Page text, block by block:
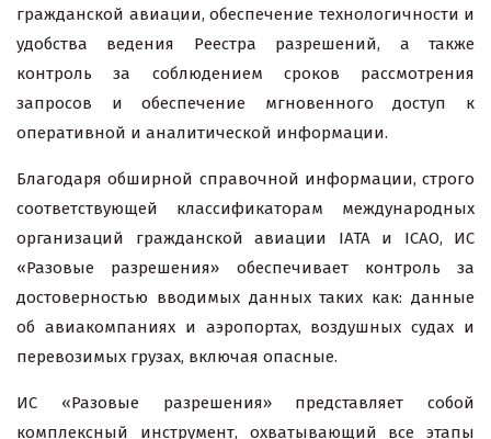
гражданской авиации, обеспечение технологичности и
удобства ведения Реестра разрешений, а также
контроль за соблюдением сроков рассмотрения
запросов и обеспечение мгновенного доступ к
оперативной и аналитической информации.
Благодаря обширной справочной информации, строго
соответствующей классификаторам международных
организаций гражданской авиации IATA и ICAO, ИС
«Разовые разрешения» обеспечивает контроль за
достоверностью вводимых данных таких как: данные
об авиакомпаниях и аэропортах, воздушных судах и
перевозимых грузах, включая опасные.
ИС «Разовые разрешения» представляет собой
комплексный инструмент, охватывающий все этапы